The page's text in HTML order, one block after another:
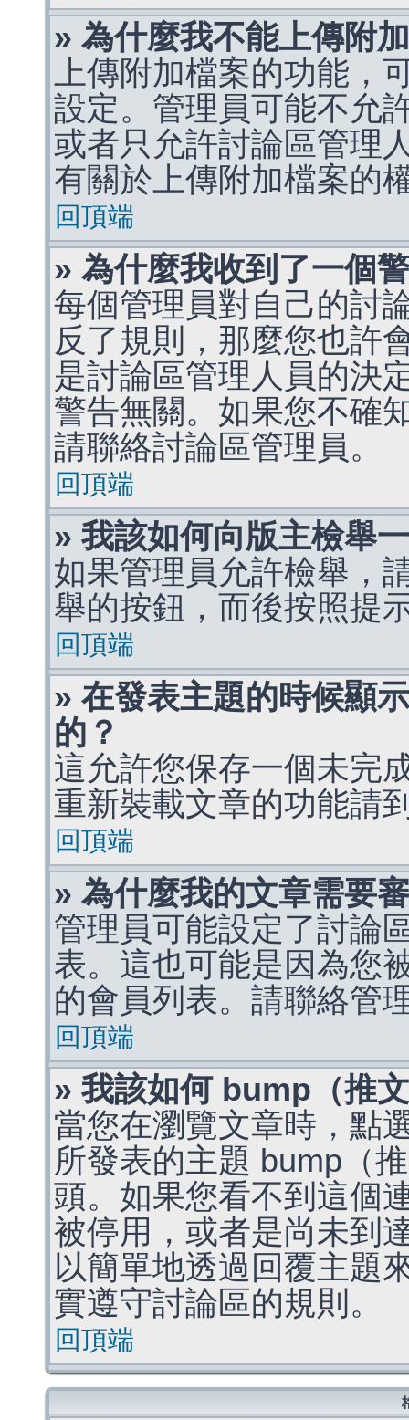
» 為什麼我不能上傳附
上傳附加檔案的功能，
設定。管理員可能不允
或者只允許討論區管理
有關於上傳附加檔案的
回頂端
» 為什麼我收到了一個
每個管理員對自己的討
反了規則，那麼您也許
是討論區管理人員的決
警告無關。如果您不確
請聯絡討論區管理員。
回頂端
» 我該如何向版主檢舉
如果管理員允許檢舉，
舉的按鈕，而後按照提
回頂端
» 在發表主題的時候顯
的？
這允許您保存一個未完
重新裝載文章的功能請
回頂端
» 為什麼我的文章需要
管理員可能設定了討論
表。這也可能是因為您
的會員列表。請聯絡管
回頂端
» 我該如何 bump（推
當您在瀏覽文章時，點
所發表的主題 bump（
頭。如果您看不到這個
被停用，或者是尚未到
以簡單地透過回覆主題
實遵守討論區的規則。
回頂端